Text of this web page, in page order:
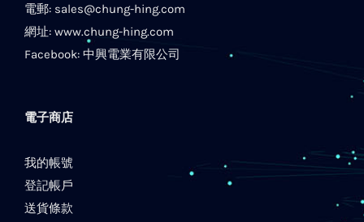
電郵: sales@chung-hing.com
網址: www.chung-hing.com
Facebook: 中興電業有限公司
電子商店
我的帳號
登記帳戶
送貨條款